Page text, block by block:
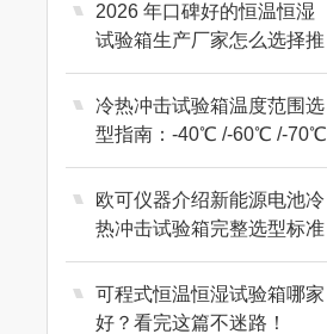
2026 年口碑好的恒温恒湿
试验箱生产厂家怎么选择推
荐？
冷热冲击试验箱温度范围选
型指南：-40℃ /-60℃ /-70℃
核心区别
欧可仪器介绍新能源电池冷
热冲击试验箱完整选型标准
可程式恒温恒湿试验箱哪家
好？看完这篇不迷路！